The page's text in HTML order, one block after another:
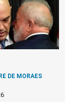
DE MORAES